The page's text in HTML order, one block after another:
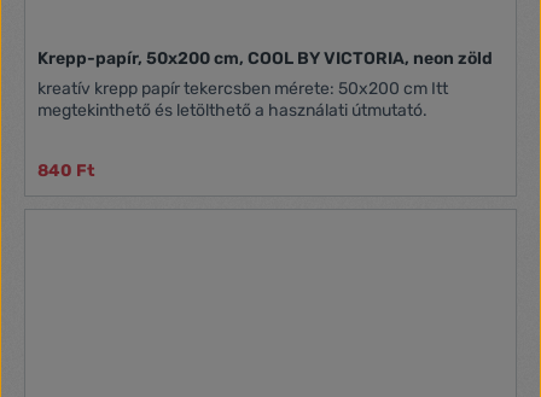
Krepp-papír, 50x200 cm, COOL BY VICTORIA, neon zöld
kreatív krepp papír tekercsben mérete: 50x200 cm Itt
megtekinthető és letölthető a használati útmutató.
840 Ft